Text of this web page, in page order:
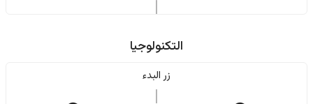
التكنولوجيا
زر البدء